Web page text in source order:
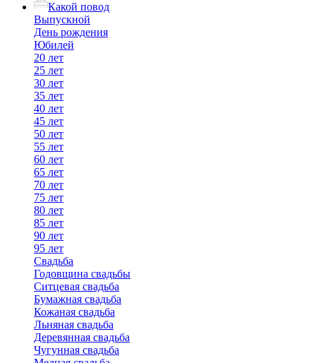
Какой повод
Выпускной
День рождения
Юбилей
20 лет
25 лет
30 лет
35 лет
40 лет
45 лет
50 лет
55 лет
60 лет
65 лет
70 лет
75 лет
80 лет
85 лет
90 лет
95 лет
Свадьба
Годовщина свадьбы
Ситцевая свадьба
Бумажная свадьба
Кожаная свадьба
Льняная свадьба
Деревянная свадьба
Чугунная свадьба